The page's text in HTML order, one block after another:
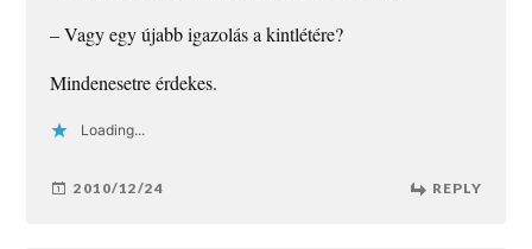
– Vagy egy újabb igazolás a kintlétére?
Mindenesetre érdekes.
Loading...
2010/12/24 REPLY